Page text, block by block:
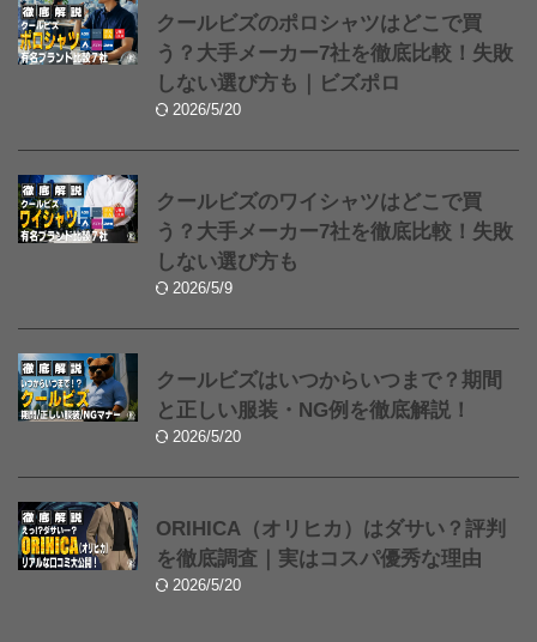
クールビズのポロシャツはどこで買
う？大手メーカー7社を徹底比較！失敗
しない選び方も｜ビズポロ
2026/5/20
クールビズのワイシャツはどこで買
う？大手メーカー7社を徹底比較！失敗
しない選び方も
2026/5/9
クールビズはいつからいつまで？期間
と正しい服装・NG例を徹底解説！
2026/5/20
ORIHICA（オリヒカ）はダサい？評判
を徹底調査｜実はコスパ優秀な理由
2026/5/20